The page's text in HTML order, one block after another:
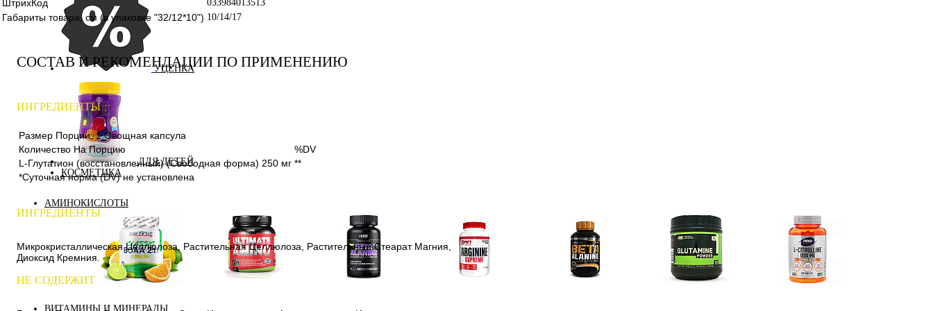
УЦЕНКА
ДЛЯ ДЕТЕЙ
КОСМЕТИКА
АМИНОКИСЛОТЫ
ВИТАМИНЫ И МИНЕРАЛЫ
ШтрихКод 033984013513
Габариты товара, см (в упаковке "32/12*10") 10/14/17
СОСТАВ И РЕКОМЕНДАЦИИ ПО ПРИМЕНЕНИЮ
ИНГРЕДИЕНТЫ
Размер Порции: 1 Овощная капсула
Количество На Порцию
%DV
L-Глутатион (восстановленный) (Свободная форма) 250 мг **
*Суточная норма (DV) не установлена
ИНГРЕДИЕНТЫ
Микрокристаллическая Целлюлоза, Растительная Целлюлоза, Растительный Стеарат Магния,
Диоксид Кремния.
НЕ СОДЕРЖИТ